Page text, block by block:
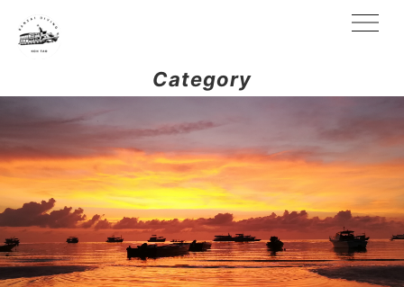
Category